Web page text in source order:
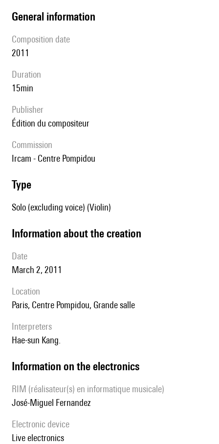
general information
composition date
2011
duration
15min
publisher
édition du compositeur
Commission
Ircam - Centre Pompidou
type
Solo (excluding voice) (Violin)
information about the creation
date
March 2, 2011
location
Paris, Centre Pompidou, Grande salle
interpreters
Hae-sun Kang.
Information on the electronics
RIM (réalisateur(s) en informatique musicale)
José-Miguel Fernandez
Electronic device
live electronics